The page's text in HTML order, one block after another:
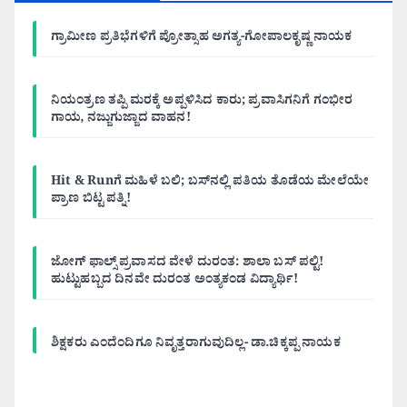
ಗ್ರಾಮೀಣ ಪ್ರತಿಭೆಗಳಿಗೆ ಪ್ರೋತ್ಸಾಹ ಅಗತ್ಯ-ಗೋಪಾಲಕೃಷ್ಣ ನಾಯಕ
ನಿಯಂತ್ರಣ ತಪ್ಪಿ ಮರಕ್ಕೆ ಅಪ್ಪಳಿಸಿದ ಕಾರು; ಪ್ರವಾಸಿಗನಿಗೆ ಗಂಭೀರ
ಗಾಯ, ನಜ್ಜುಗುಜ್ಜಾದ ವಾಹನ!
Hit & Runಗೆ ಮಹಿಳೆ ಬಲಿ; ಬಸ್‌ನಲ್ಲಿ ಪತಿಯ ತೊಡೆಯ ಮೇಲೆಯೇ
ಪ್ರಾಣ ಬಿಟ್ಟ ಪತ್ನಿ!
ಜೋಗ್ ಫಾಲ್ಸ್ ಪ್ರವಾಸದ ವೇಳೆ ದುರಂತ: ಶಾಲಾ ಬಸ್ ಪಲ್ಟಿ!
ಹುಟ್ಟುಹಬ್ಬದ ದಿನವೇ ದುರಂತ ಅಂತ್ಯಕಂಡ ವಿದ್ಯಾರ್ಥಿ!
ಶಿಕ್ಷಕರು ಎಂದೆಂದಿಗೂ ನಿವೃತ್ತರಾಗುವುದಿಲ್ಲ- ಡಾ.ಚಿಕ್ಕಪ್ಪ ನಾಯಕ